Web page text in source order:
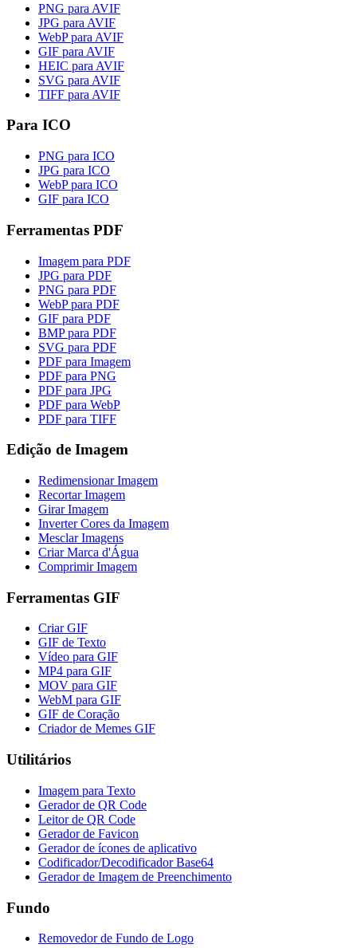
PNG para AVIF
JPG para AVIF
WebP para AVIF
GIF para AVIF
HEIC para AVIF
SVG para AVIF
TIFF para AVIF
Para ICO
PNG para ICO
JPG para ICO
WebP para ICO
GIF para ICO
Ferramentas PDF
Imagem para PDF
JPG para PDF
PNG para PDF
WebP para PDF
GIF para PDF
BMP para PDF
SVG para PDF
PDF para Imagem
PDF para PNG
PDF para JPG
PDF para WebP
PDF para TIFF
Edição de Imagem
Redimensionar Imagem
Recortar Imagem
Girar Imagem
Inverter Cores da Imagem
Mesclar Imagens
Criar Marca d'Água
Comprimir Imagem
Ferramentas GIF
Criar GIF
GIF de Texto
Vídeo para GIF
MP4 para GIF
MOV para GIF
WebM para GIF
GIF de Coração
Criador de Memes GIF
Utilitários
Imagem para Texto
Gerador de QR Code
Leitor de QR Code
Gerador de Favicon
Gerador de ícones de aplicativo
Codificador/Decodificador Base64
Gerador de Imagem de Preenchimento
Fundo
Removedor de Fundo de Logo